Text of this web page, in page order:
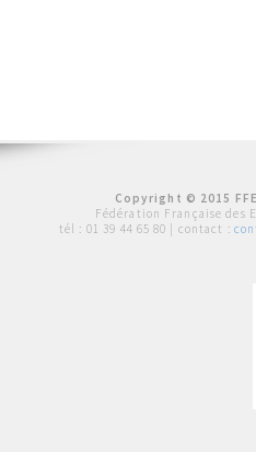
Copyright © 2015
Fédération Française des
tél : 01 39 44 65 80 | contact :